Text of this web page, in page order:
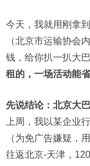
今天，我就用刚拿
（北京市运输协会
钱，给你扒一扒大
租的，一场活动能
先说结论：北京大
上周，我以某企业
（为免广告嫌疑，
往返北京-天津，